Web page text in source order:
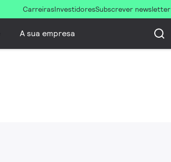
CarreirasInvestidoresSubscrever newsletter
A sua empresa